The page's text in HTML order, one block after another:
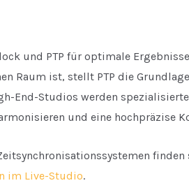
und PTP für optimale
Raum ist, stellt PTP die
End-Studios werden
und eine hochpräzise
finden
im Live-Studio.